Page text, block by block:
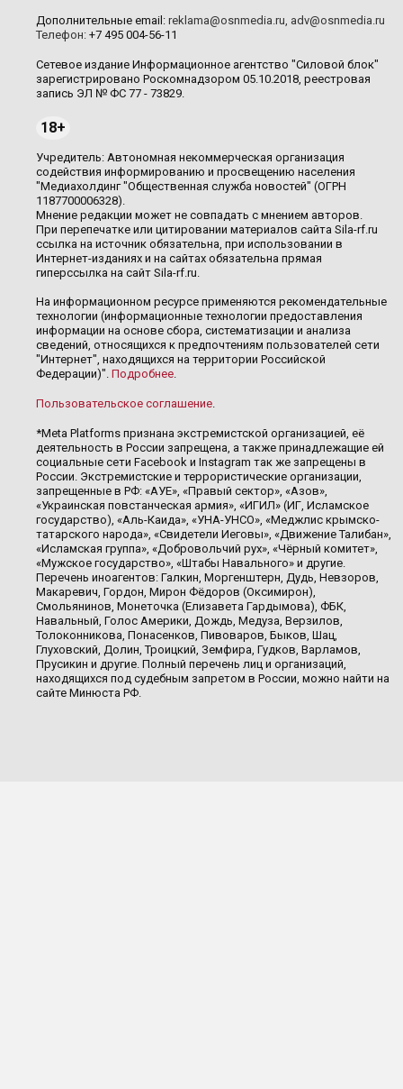
Дополнительные email: reklama@osnmedia.ru, adv@osnmedia.ru
Телефон: +7 495 004-56-11
Сетевое издание Информационное агентство "Силовой блок"
зарегистрировано Роскомнадзором 05.10.2018, реестровая
запись ЭЛ № ФС 77 - 73829.
18+
Учредитель: Автономная некоммерческая организация
содействия информированию и просвещению населения
"Медиахолдинг "Общественная служба новостей" (ОГРН
1187700006328).
Мнение редакции может не совпадать с мнением авторов.
При перепечатке или цитировании материалов сайта Sila-rf.ru
ссылка на источник обязательна, при использовании в
Интернет-изданиях и на сайтах обязательна прямая
гиперссылка на сайт Sila-rf.ru.
На информационном ресурсе применяются рекомендательные
технологии (информационные технологии предоставления
информации на основе сбора, систематизации и анализа
сведений, относящихся к предпочтениям пользователей сети
"Интернет", находящихся на территории Российской
Федерации)". Подробнее.
Пользовательское соглашение.
*Meta Platforms признана экстремистской организацией, её
деятельность в России запрещена, а также принадлежащие ей
социальные сети Facebook и Instagram так же запрещены в
России. Экстремистские и террористические организации,
запрещенные в РФ: «АУЕ», «Правый сектор», «Азов»,
«Украинская повстанческая армия», «ИГИЛ» (ИГ, Исламское
государство), «Аль-Каида», «УНА-УНСО», «Меджлис крымско-
татарского народа», «Свидетели Иеговы», «Движение Талибан»,
«Исламская группа», «Добровольчий рух», «Чёрный комитет»,
«Мужское государство», «Штабы Навального» и другие.
Перечень иноагентов: Галкин, Моргенштерн, Дудь, Невзоров,
Макаревич, Гордон, Мирон Фёдоров (Оксимирон),
Смольянинов, Монеточка (Елизавета Гардымова), ФБК,
Навальный, Голос Америки, Дождь, Медуза, Верзилов,
Толоконникова, Понасенков, Пивоваров, Быков, Шац,
Глуховский, Долин, Троицкий, Земфира, Гудков, Варламов,
Прусикин и другие. Полный перечень лиц и организаций,
находящихся под судебным запретом в России, можно найти на
сайте Минюста РФ.